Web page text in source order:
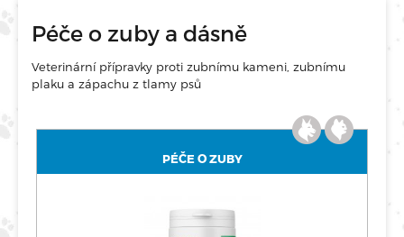
Péče o zuby a dásně
Veterinární přípravky proti zubnímu kameni, zubnímu
plaku a zápachu z tlamy psů
PÉČE O ZUBY